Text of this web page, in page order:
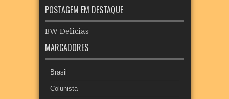
POSTAGEM EM DESTAQUE
BW Delicias
MARCADORES
Brasil
Colunista